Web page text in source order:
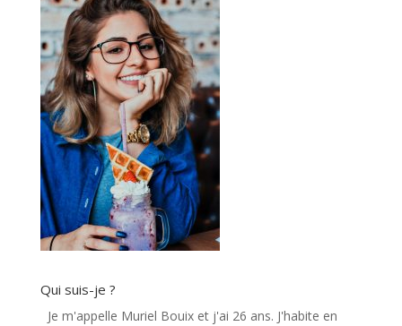
Qui suis-je ?
Je m'appelle Muriel Bouix et j'ai 26 ans. J'habite en